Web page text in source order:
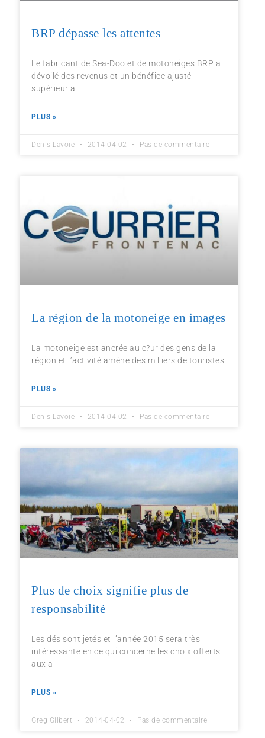
BRP dépasse les attentes
Le fabricant de Sea-Doo et de motoneiges BRP a
dévoilé des revenus et un bénéfice ajusté
supérieur a
PLUS »
Denis Lavoie 2014-04-02 Pas de commentaire
La région de la motoneige en images
La motoneige est ancrée au c?ur des gens de la
région et l’activité amène des milliers de touristes
PLUS »
Denis Lavoie 2014-04-02 Pas de commentaire
Plus de choix signifie plus de
responsabilité
Les dés sont jetés et l’année 2015 sera très
intéressante en ce qui concerne les choix offerts
aux a
PLUS »
Greg Gilbert 2014-04-02 Pas de commentaire